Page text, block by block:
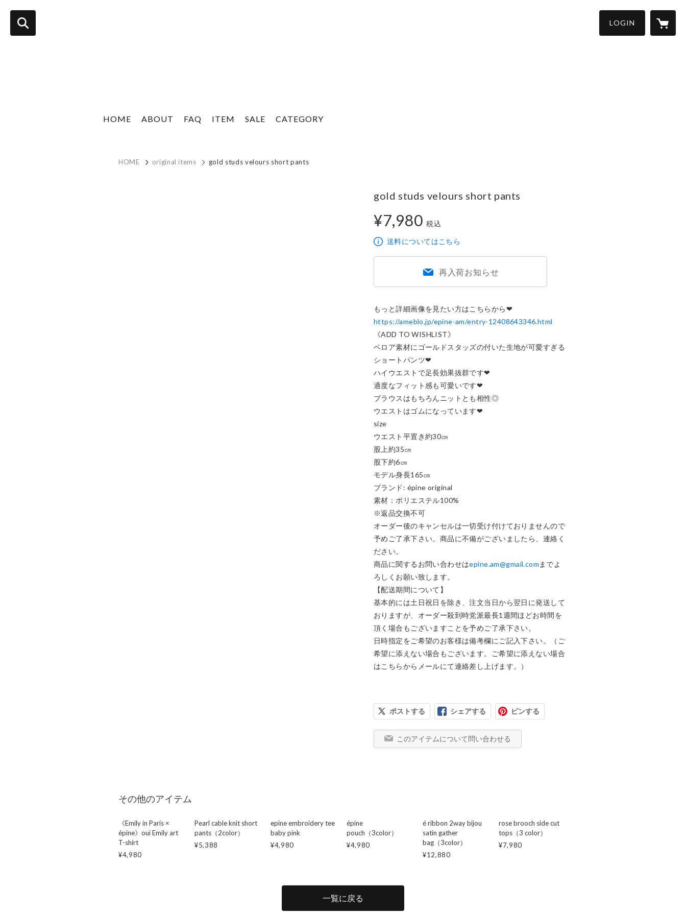
LOGIN
HOME ABOUT FAQ ITEM SALE CATEGORY
HOME original items gold studs velours short pants
gold studs velours short pants
¥7,980税込
7,980円送料についてはこちら
再入荷お知らせ
https://ameblo.jp/epine-am/entry-12408643346.html
《ADD TO WISHLIST》
ベロア素材にゴールドスタッズの付いた生地が可愛すぎる
ショートパンツ❤︎
ハイウエストで足長効果抜群です❤︎
適度なフィット感も可愛いです❤︎
ブラウスはもちろんニットとも相性◎
ウエストはゴムになっています❤︎
size
ウエスト平置き約30㎝
股上約35㎝
股下約6㎝
モデル身長165㎝
ブランド: épine original
素材：ポリエステル100%
※返品交換不可
オーダー後のキャンセルは一切受け付けておりませんので
予めご了承下さい。商品に不備がございましたら、連絡く
ださい。
商品に関するお問い合わせはepine.am@gmail.com までよ
ろしくお願い致します。
【配送期間について】
基本的には土日祝日を除き、注文当日から翌日に発送して
おりますが、オーダー殺到時党派最長1週間ほどお時間を
頂く場合もございますことを予めご了承下さい。
日時指定をご希望のお客様は備考欄にご記入下さい。（ご
希望に添えない場合もございます。ご希望に添えない場合
はこちらからメールにて連絡差し上げます。）
ポストする シェアする ピンする
このアイテムについて問い合わせる
その他のアイテム
《Emily in Paris ×
épine》oui Emily art
T-shirt
¥4,980
Pearl cable knit short
pants（2color）
¥5,388
epine embroidery tee
baby pink
¥4,980
épine
pouch（3color）
¥4,980
é ribbon 2way bijou
satin gather
bag（3color）
¥12,880
rose brooch side cut
tops（3 color）
¥7,980
一覧に戻る